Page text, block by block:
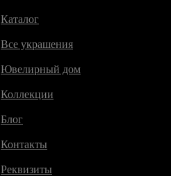
Каталог
Все украшения
Ювелирный дом
Коллекции
Блог
Контакты
Реквизиты